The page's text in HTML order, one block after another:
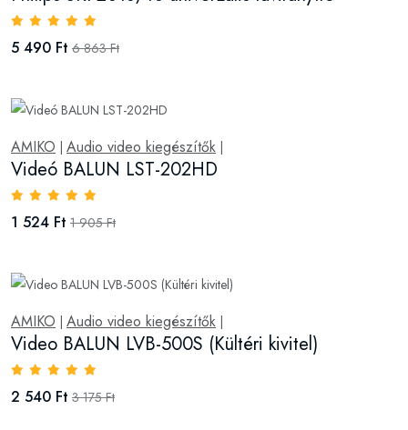
5 490 Ft 6 863 Ft
AMIKO | Audio video kiegészítők |
Videó BALUN LST-202HD
1 524 Ft 1 905 Ft
AMIKO | Audio video kiegészítők |
Video BALUN LVB-500S (Kültéri kivitel)
2 540 Ft 3 175 Ft